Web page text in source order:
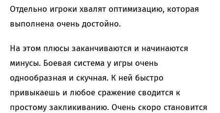
Отдельно игроки хвалят оптимизацию, которая
выполнена очень достойно.
На этом плюсы заканчиваются и начинаются
минусы. Боевая система у игры очень
однообразная и скучная. К ней быстро
привыкаешь и любое сражение сводится к
простому закликиванию. Очень скоро становится